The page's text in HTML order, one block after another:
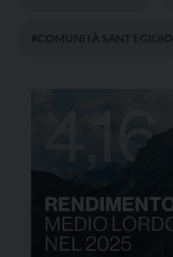
#COMUNITÀ SANT'EGIDIO